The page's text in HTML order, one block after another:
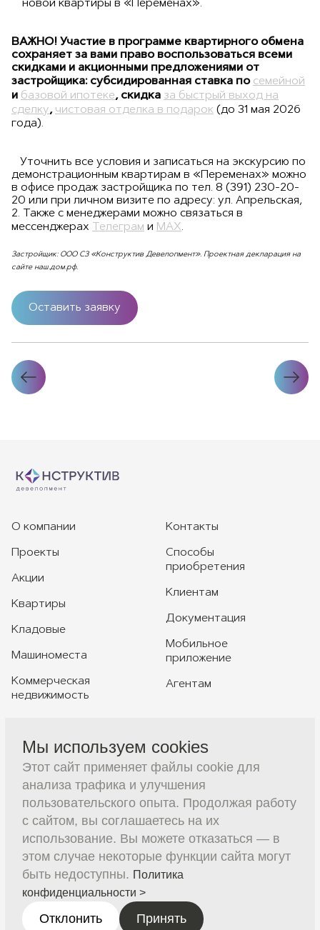
новой квартиры в «Переменах».
ВАЖНО! Участие в программе квартирного обмена
сохраняет за вами право воспользоваться всеми
скидками и акционными предложениями от
застройщика: субсидированная ставка по семейной
и базовой ипотеке, скидка за быстрый выход на
сделку, чистовая отделка в подарок (до 31 мая 2026
года).
Уточнить все условия и записаться на экскурсию по
демонстрационным квартирам в «Переменах» можно
в офисе продаж застройщика по тел. 8 (391) 230-20-
20 или при личном визите по адресу: ул. Апрельская,
2. Также с менеджерами можно связаться в
мессенджерах
Телеграм и МАХ.
Застройщик: ООО СЗ «Конструктив Девелопмент». Проектная декларация на
сайте наш.дом.рф.
Оставить заявку
О компании
Проекты
Акции
Квартиры
Кладовые
Машиноместа
Коммерческая
недвижимость
Контакты
Способы
приобретения
Клиентам
Документация
Мобильное
приложение
Агентам
+7 391 230-20-20
sales@constructive-d.ru
(с) 2026 ООО Специализированный застройщик
"Конструктив Девелопмент"
Все материалы на сайте опубликованы в ознакомительных
целях и не являются публичной офертой.
Мы используем cookies
Этот сайт применяет файлы cookie для
анализа трафика и улучшения
пользовательского опыта. Продолжая работу
с сайтом, вы соглашаетесь на их
использование. Вы можете отказаться — в
этом случае некоторые функции сайта могут
быть недоступны. Политика
конфиденциальности >
Отклонить Принять
Записаться на
получение